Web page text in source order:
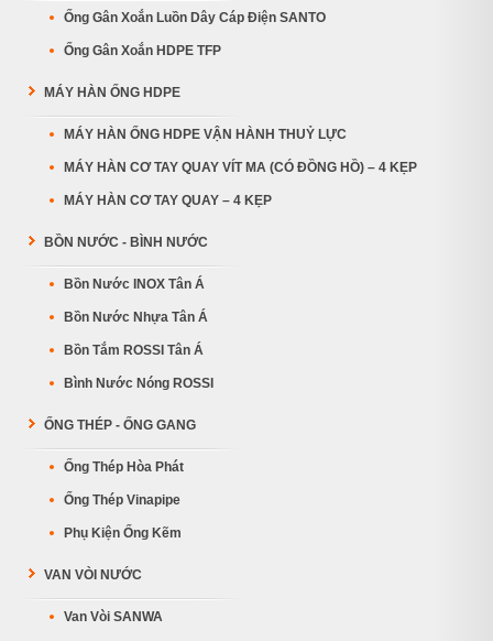
Ống Gân Xoắn Luồn Dây Cáp Điện SANTO
Ống Gân Xoắn HDPE TFP
MÁY HÀN ỐNG HDPE
MÁY HÀN ỐNG HDPE VẬN HÀNH THUỶ LỰC
MÁY HÀN CƠ TAY QUAY VÍT MA (CÓ ĐỒNG HỒ) – 4 KẸP
MÁY HÀN CƠ TAY QUAY – 4 KẸP
BỒN NƯỚC - BÌNH NƯỚC
Bồn Nước INOX Tân Á
Bồn Nước Nhựa Tân Á
Bồn Tắm ROSSI Tân Á
Bình Nước Nóng ROSSI
ỐNG THÉP - ỐNG GANG
Ống Thép Hòa Phát
Ống Thép Vinapipe
Phụ Kiện Ống Kẽm
VAN VÒI NƯỚC
Van Vòi SANWA